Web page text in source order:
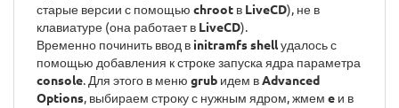
старые версии с помощью chroot в LiveCD), не в
клавиатуре (она работает в LiveCD).
Временно починить ввод в initramfs shellудалось с
помощью добавления к строке запуска ядра параметра
console. Для этого в меню grub идем вAdvanced
Options, выбираем строку с нужным ядром, жмем e и в